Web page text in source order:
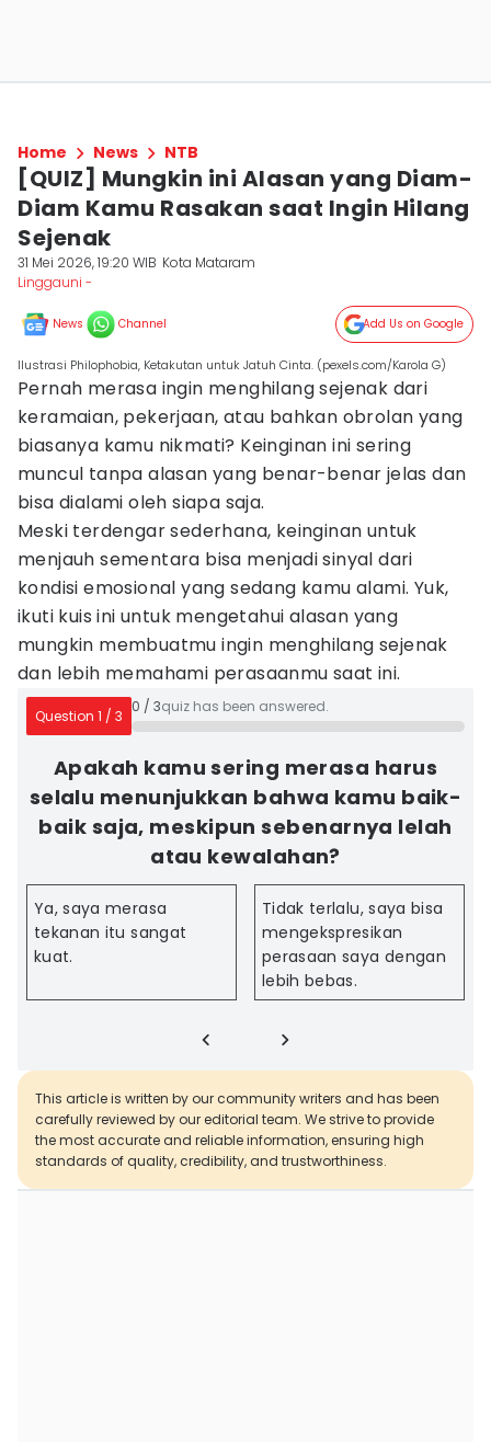
Home News NTB
[QUIZ] Mungkin ini Alasan yang Diam-
Diam Kamu Rasakan saat Ingin Hilang
Sejenak
31 Mei 2026, 19:20 WIB Kota Mataram
Linggauni -
News Channel Add Us on Google
Ilustrasi Philophobia, Ketakutan untuk Jatuh Cinta. (pexels.com/Karola G)
Pernah merasa ingin menghilang sejenak dari
keramaian, pekerjaan, atau bahkan obrolan yang
biasanya kamu nikmati? Keinginan ini sering
muncul tanpa alasan yang benar-benar jelas dan
bisa dialami oleh siapa saja.
Meski terdengar sederhana, keinginan untuk
menjauh sementara bisa menjadi sinyal dari
kondisi emosional yang sedang kamu alami. Yuk,
ikuti kuis ini untuk mengetahui alasan yang
mungkin membuatmu ingin menghilang sejenak
dan lebih memahami perasaanmu saat ini.
Question 1 / 3
0 / 3quiz has been answered.
Apakah kamu sering merasa harus
selalu menunjukkan bahwa kamu baik-
baik saja, meskipun sebenarnya lelah
atau kewalahan?
Ya, saya merasa
tekanan itu sangat
kuat.
Tidak terlalu, saya bisa
mengekspresikan
perasaan saya dengan
lebih bebas.
This article is written by our community writers and has been
carefully reviewed by our editorial team. We strive to provide
the most accurate and reliable information, ensuring high
standards of quality, credibility, and trustworthiness.